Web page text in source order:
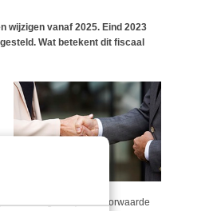
wijzigen vanaf 2025. Eind 2023
Wat betekent dit fiscaal
2024 nog 83%). De voorwaarde